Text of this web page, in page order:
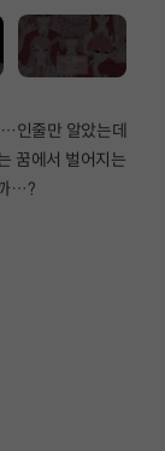
인줄만 알았는데
…?